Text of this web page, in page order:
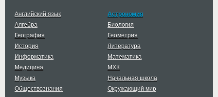
Английский язык
Астрономия
Алгебра
Биология
География
Геометрия
История
Литература
Информатика
Математика
Медицина
МХК
Музыка
Начальная школа
Обществознания
Окружающий мир